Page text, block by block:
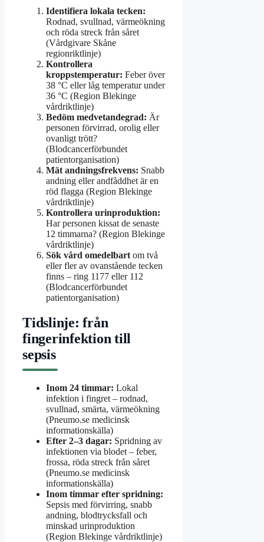
Identifiera lokala tecken:
Rodnad, svullnad, värmeökning
och röda streck från såret
(Vårdgivare Skåne
regionriktlinje)
Kontrollera
kroppstemperatur: Feber över
38 °C eller låg temperatur under
36 °C (Region Blekinge
vårdriktlinje)
Bedöm medvetandegrad: Är
personen förvirrad, orolig eller
ovanligt trött?
(Blodcancerförbundet
patientorganisation)
Mät andningsfrekvens: Snabb
andning eller andfåddhet är en
röd flagga (Region Blekinge
vårdriktlinje)
Kontrollera urinproduktion:
Har personen kissat de senaste
12 timmarna? (Region Blekinge
vårdriktlinje)
Sök vård omedelbart om två
eller fler av ovanstående tecken
finns – ring 1177 eller 112
(Blodcancerförbundet
patientorganisation)
Tidslinje: från
fingerinfektion till
sepsis
Inom 24 timmar: Lokal
infektion i fingret – rodnad,
svullnad, smärta, värmeökning
(Pneumo.se medicinsk
informationskälla)
Efter 2–3 dagar: Spridning av
infektionen via blodet – feber,
frossa, röda streck från såret
(Pneumo.se medicinsk
informationskälla)
Inom timmar efter spridning:
Sepsis med förvirring, snabb
andning, blodtrycksfall och
minskad urinproduktion
(Region Blekinge vårdriktlinje)